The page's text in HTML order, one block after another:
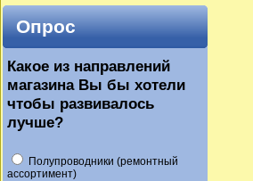
Опрос
Какое из направлений
магазина Вы бы хотели
чтобы развивалось
лучше?
Полупроводники (ремонтный
ассортимент)